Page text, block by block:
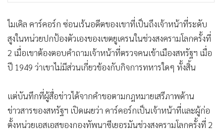
ไมเคิล คาร์คอร์ก ซ่อนเร้นอดีตของเขาที่เป็นถึงเจ้าหน้าที่ระดับ
สูงในหน่วยปกป้องตัวเองของเขตยูเครนในช่วงสงครามโลกครั้งที่
2 เมื่อเขาต้องตอบคำถามเจ้าหน้าที่ตรวจคนเข้าเมืองสหรัฐฯ เมื่อ
ปี 1949 ว่าเขาไม่มีส่วนเกี่ยวข้องกับกิจการทหารใดๆ ทั้งสิ้น
แต่บันทึกที่ผู้สื่อข่าวได้จากคำขอตามกฎหมายเสรีภาพด้าน
ข่าวสารของสหรัฐฯ เปิดเผยว่า คาร์คอร์กเป็นเจ้าหน้าที่และผู้ก่อ
ตั้งหน่วยเอสเอสของกองทัพนาซีเยอรมันช่วงสงครามโลกครั้งที่ 2